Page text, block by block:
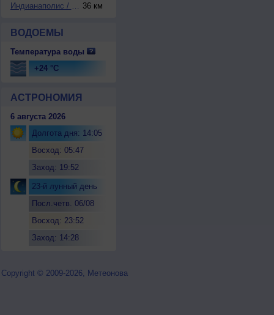
Индианаполис / Ин... 36 км
ВОДОЕМЫ
Температура воды
+24 °C
АСТРОНОМИЯ
6 августа 2026
Долгота дня: 14:05
Восход: 05:47
Заход: 19:52
23-й лунный день
Посл.четв. 06/08
Восход: 23:52
Заход: 14:28
Copyright © 2009-2026, Метеонова